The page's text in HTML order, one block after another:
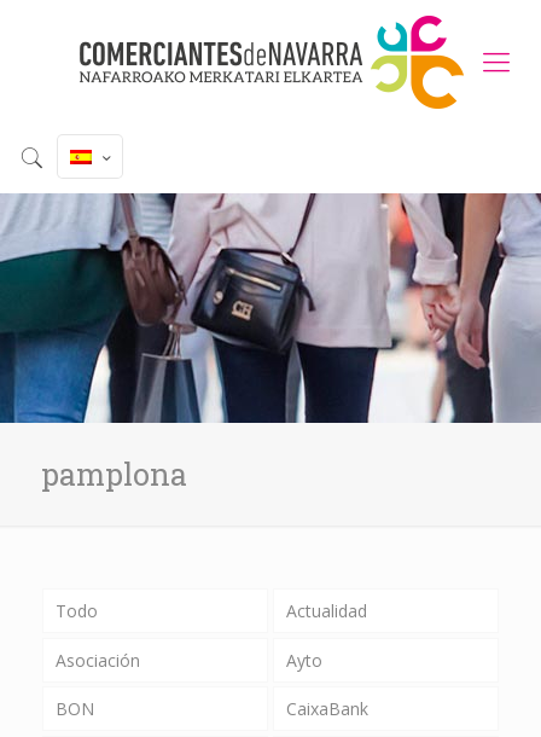
pamplona
Todo Actualidad
Asociación Ayto
BON CaixaBank